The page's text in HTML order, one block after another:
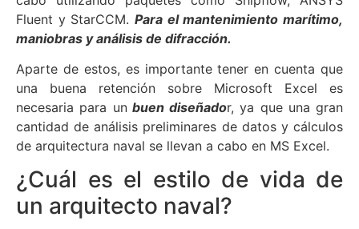
Fluent y StarCCM. Para el mantenimiento marítimo,
maniobras y análisis de difracción.
Aparte de estos, es importante tener en cuenta que
una buena retención sobre Microsoft Excel es
necesaria para unbuen diseñador, ya que una gran
cantidad de análisis preliminares de datos y cálculos
de arquitectura naval se llevan a cabo en MS Excel.
¿Cuál es el estilo de vida de
un arquitecto naval?